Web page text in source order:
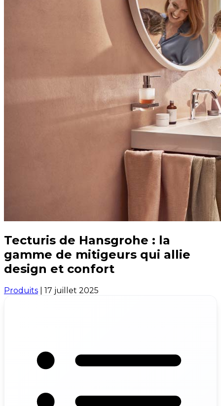
Tecturis de Hansgrohe : la
gamme de mitigeurs qui allie
design et confort
Produits 17 juillet 2025